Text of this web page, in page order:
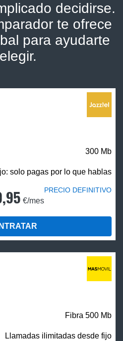
decidirse.
te ofrece
para ayudarte
300 Mb
solo pagas por lo que hablas
€/mes
PRECIO DEFINITIVO
Fibra 500 Mb
Llamadas ilimitadas desde fijo